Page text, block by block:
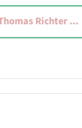
Richter ...